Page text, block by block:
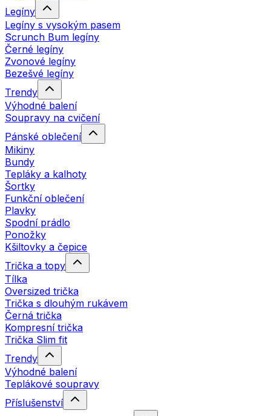
Legíny
Legíny s vysokým pasem
Scrunch Bum legíny
Černé legíny
Zvonové legíny
Bezešvé legíny
Trendy
Výhodné balení
Soupravy na cvičení
Pánské oblečení
Mikiny
Bundy
Tepláky a kalhoty
Šortky
Funkční oblečení
Plavky
Spodní prádlo
Ponožky
Kšiltovky a čepice
Trička a topy
Tílka
Oversized trička
Trička s dlouhým rukávem
Černá trička
Kompresní trička
Trička Slim fit
Trendy
Výhodné balení
Teplákové soupravy
Příslušenství